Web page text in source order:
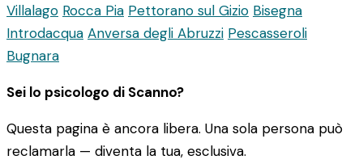
Villalago Rocca Pia Pettorano sul Gizio Bisegna
Introdacqua Anversa degli Abruzzi Pescasseroli
Bugnara
Sei lo psicologo di Scanno?
Questa pagina è ancora libera. Una sola persona può
reclamarla — diventa la tua, esclusiva.